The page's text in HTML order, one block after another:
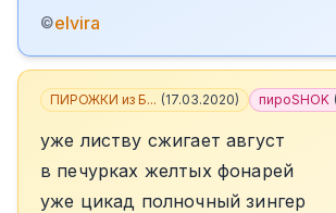
©elvira
ПИРОЖКИ из Б... (17.03.2020) пироSHOK (
уже листву сжигает август
в печурках желтых фонарей
уже цикад полночный зингер